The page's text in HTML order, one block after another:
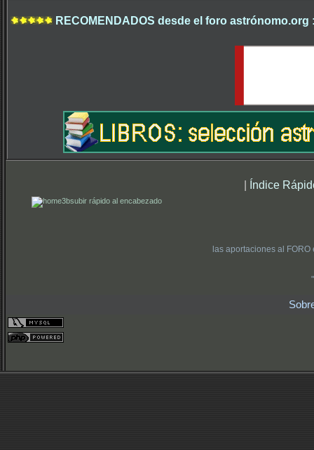
RECOMENDADOS desde el foro astrónomo.org
| Índice
subir rápido al encabezado
las aportaciones al